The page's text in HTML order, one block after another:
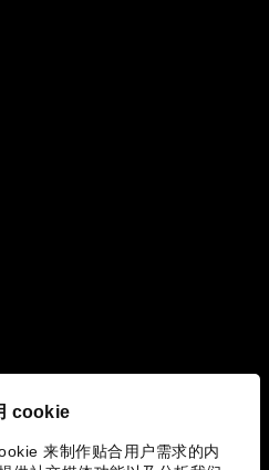
cookie
来制作贴合用户需求的内